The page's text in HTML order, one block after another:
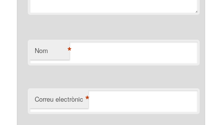
Nom *
Correu electrònic *